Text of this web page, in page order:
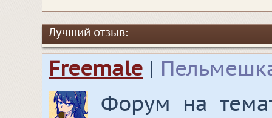
Лучший отзыв:
Freemale |
Форум на